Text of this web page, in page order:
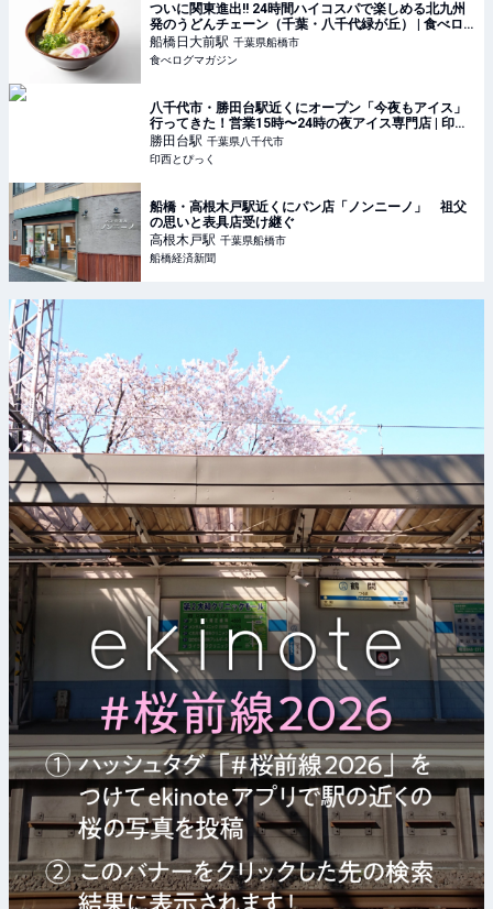
ついに関東進出!! 24時間ハイコスパで楽しめる北九州
発のうどんチェーン（千葉・八千代緑が丘） | 食べロ
グマガジン
船橋日大前駅 千葉県船橋市
食べログマガジン
八千代市・勝田台駅近くにオープン「今夜もアイス」
行ってきた！営業15時〜24時の夜アイス専門店 | 印西
とぴっく
勝田台駅 千葉県八千代市
印西とぴっく
船橋・高根木戸駅近くにパン店「ノンニーノ」 祖父
の思いと表具店受け継ぐ
高根木戸駅 千葉県船橋市
船橋経済新聞